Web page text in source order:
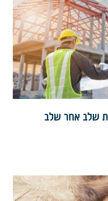
אחר שלב